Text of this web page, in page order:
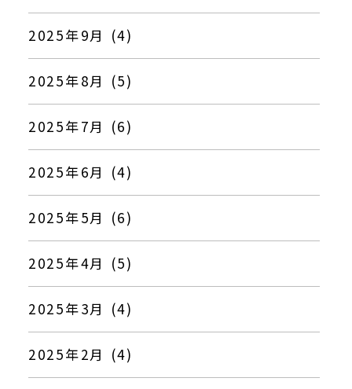
2025年9月 (4)
2025年8月 (5)
2025年7月 (6)
2025年6月 (4)
2025年5月 (6)
2025年4月 (5)
2025年3月 (4)
2025年2月 (4)